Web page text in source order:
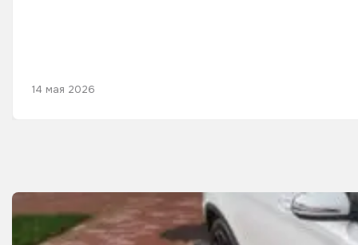
14 мая 2026